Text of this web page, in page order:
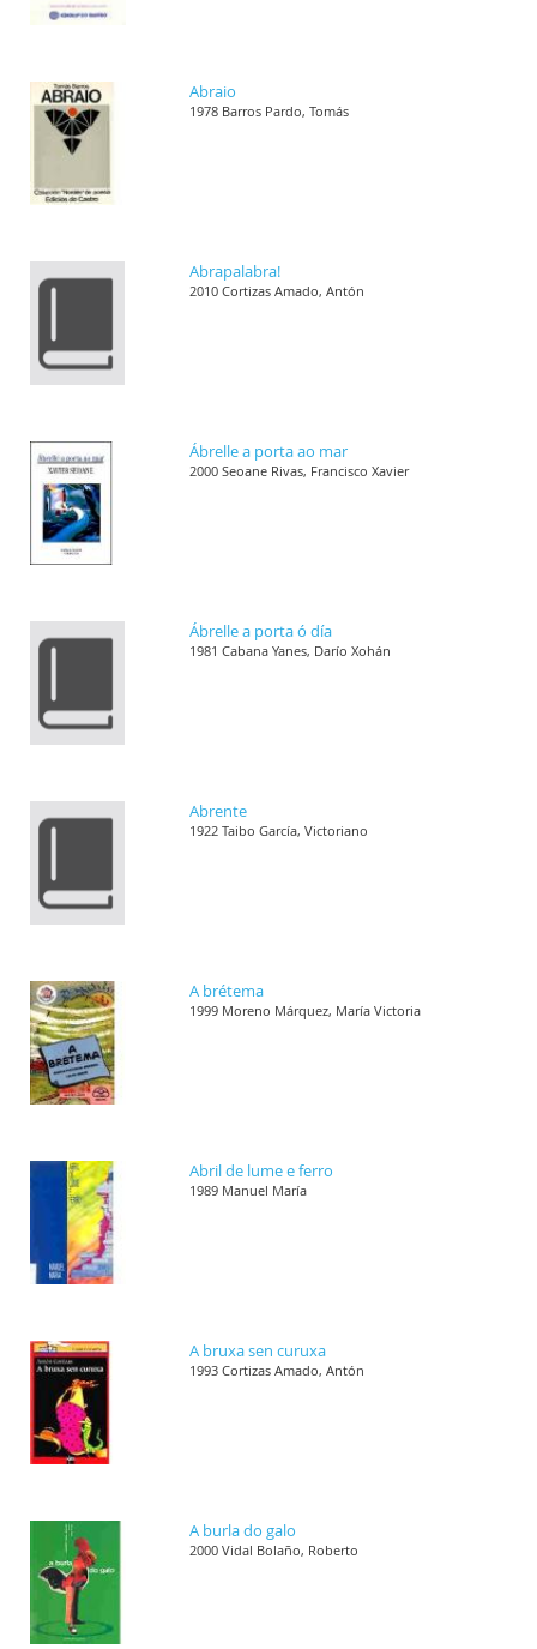
Abraio
1978 Barros Pardo, Tomás
Abrapalabra!
2010 Cortizas Amado, Antón
Ábrelle a porta ao mar
2000 Seoane Rivas, Francisco Xavier
Ábrelle a porta ó día
1981 Cabana Yanes, Darío Xohán
Abrente
1922 Taibo García, Victoriano
A brétema
1999 Moreno Márquez, María Victoria
Abril de lume e ferro
1989 Manuel María
A bruxa sen curuxa
1993 Cortizas Amado, Antón
A burla do galo
2000 Vidal Bolaño, Roberto